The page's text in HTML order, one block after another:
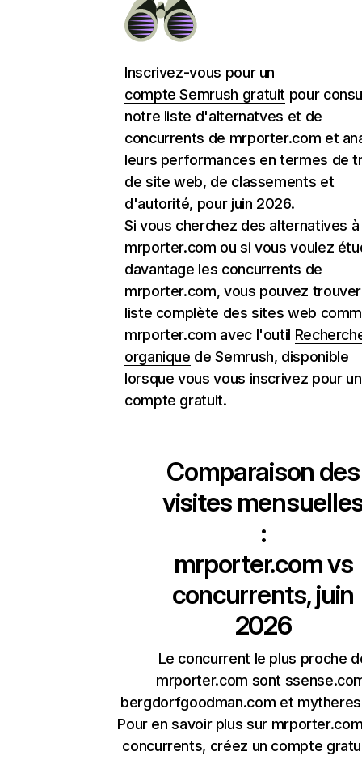
Inscrivez-vous pour un
compte Semrush gratuit pour
notre liste d'alternatves et de
concurrents de mrporter.com et
leurs performances en termes de
de site web, de classements et
d'autorité, pour juin 2026.
Si vous cherchez des alternatives à
mrporter.com ou si vous voulez
davantage les concurrents de
mrporter.com, vous pouvez
liste complète des sites web
mrporter.com avec l'outil
organique de Semrush, disponible
lorsque vous vous inscrivez pour un
compte gratuit.
Comparaison des
visites
:
mrporter.comvs
concurrents, juin
2026
Le concurrent le plus proche
mrporter.com sont
bergdorfgoodman.com et
Pour en savoir plus sur
concurrents, créez un compte